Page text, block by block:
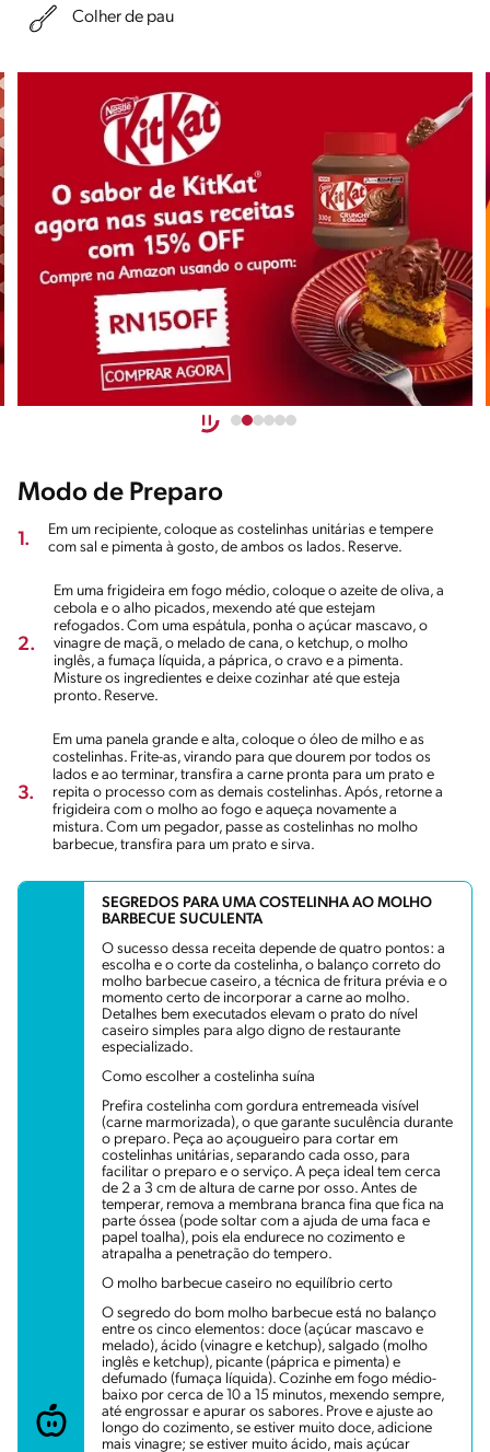
Colher de pau
Modo de Preparo
1.
Em um recipiente, coloque as costelinhas unitárias e tempere
com sal e pimenta à gosto, de ambos os lados. Reserve.
2.
Em uma frigideira em fogo médio, coloque o azeite de oliva, a
cebola e o alho picados, mexendo até que estejam
refogados. Com uma espátula, ponha o açúcar mascavo, o
vinagre de maçã, o melado de cana, o ketchup, o molho
inglês, a fumaça líquida, a páprica, o cravo e a pimenta.
Misture os ingredientes e deixe cozinhar até que esteja
pronto. Reserve.
3.
Em uma panela grande e alta, coloque o óleo de milho e as
costelinhas. Frite-as, virando para que dourem por todos os
lados e ao terminar, transfira a carne pronta para um prato e
repita o processo com as demais costelinhas. Após, retorne a
frigideira com o molho ao fogo e aqueça novamente a
mistura. Com um pegador, passe as costelinhas no molho
barbecue, transfira para um prato e sirva.
SEGREDOS PARA UMA COSTELINHA AO MOLHO
BARBECUE SUCULENTA
O sucesso dessa receita depende de quatro pontos: a
escolha e o corte da costelinha, o balanço correto do
molho barbecue caseiro, a técnica de fritura prévia e o
momento certo de incorporar a carne ao molho.
Detalhes bem executados elevam o prato do nível
caseiro simples para algo digno de restaurante
especializado.
Como escolher a costelinha suína
Prefira costelinha com gordura entremeada visível
(carne marmorizada), o que garante suculência durante
o preparo. Peça ao açougueiro para cortar em
costelinhas unitárias, separando cada osso, para
facilitar o preparo e o serviço. A peça ideal tem cerca
de 2 a 3 cm de altura de carne por osso. Antes de
temperar, remova a membrana branca fina que fica na
parte óssea (pode soltar com a ajuda de uma faca e
papel toalha), pois ela endurece no cozimento e
atrapalha a penetração do tempero.
O molho barbecue caseiro no equilíbrio certo
O segredo do bom molho barbecue está no balanço
entre os cinco elementos: doce (açúcar mascavo e
melado), ácido (vinagre e ketchup), salgado (molho
inglês e ketchup), picante (páprica e pimenta) e
defumado (fumaça líquida). Cozinhe em fogo médio-
baixo por cerca de 10 a 15 minutos, mexendo sempre,
até engrossar e apurar os sabores. Prove e ajuste ao
longo do cozimento, se estiver muito doce, adicione
mais vinagre; se estiver muito ácido, mais açúcar